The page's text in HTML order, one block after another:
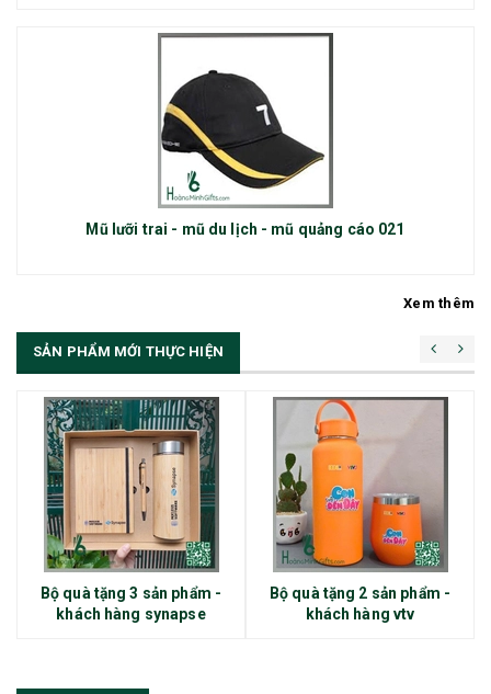
Mũ lưỡi trai - mũ du lịch - mũ quảng cáo 021
Xem thêm
SẢN PHẨM MỚI THỰC HIỆN
Bộ quà tặng 3 sản phẩm -
khách hàng synapse
Bộ quà tặng 2 sản phẩm -
khách hàng vtv